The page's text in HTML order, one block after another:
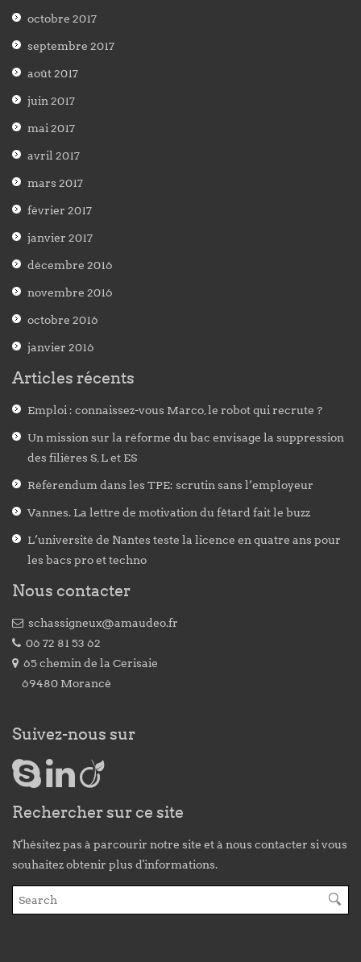
octobre 2017
septembre 2017
août 2017
juin 2017
mai 2017
avril 2017
mars 2017
février 2017
janvier 2017
décembre 2016
novembre 2016
octobre 2016
janvier 2016
Articles récents
Emploi : connaissez-vous Marco, le robot qui recrute ?
Un mission sur la réforme du bac envisage la suppression
des filières S, L et ES
Référendum dans les TPE: scrutin sans l’employeur
Vannes. La lettre de motivation du fêtard fait le buzz
L’université de Nantes teste la licence en quatre ans pour
les bacs pro et techno
Nous contacter
schassigneux@amaudeo.fr
06 72 81 53 62
65 chemin de la Cerisaie
69480 Morancé
Suivez-nous sur
Rechercher sur ce site
N'hésitez pas à parcourir notre site et à nous contacter si vous
souhaitez obtenir plus d'informations.